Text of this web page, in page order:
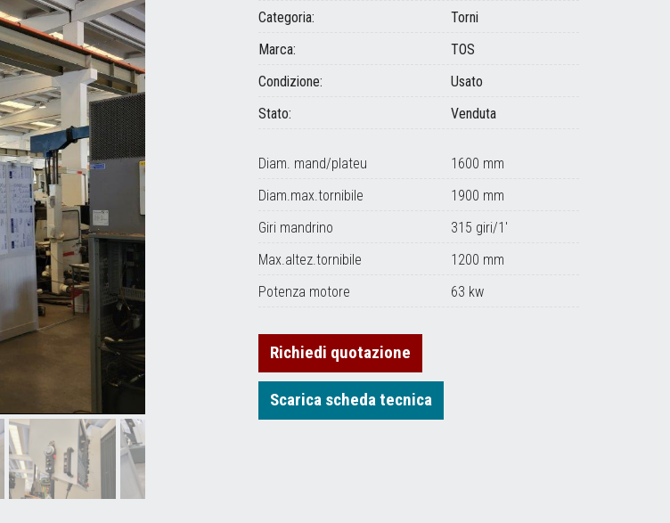
Categoria:
Torni
Marca:
TOS
Condizione:
Usato
Stato:
Venduta
Diam. mand/plateu
1600 mm
Diam.max.tornibile
1900 mm
Giri mandrino
315 giri/1'
Max.altez.tornibile
1200 mm
Potenza motore
63 kw
Richiedi quotazione
Scarica scheda tecnica